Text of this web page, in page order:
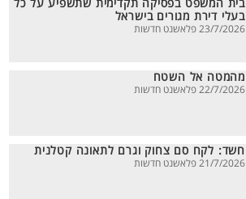
בית המשפט בפסיקה תקדימית שתשפיע על כל
בעלי דירת מגורים בישראל
23/7/2026 פלאשנט חדשות
מהמטה אל השטח
22/7/2026 פלאשנט חדשות
חשד: לקח סם צחוק וגרם לתאונה קטלנית
21/7/2026 פלאשנט חדשות